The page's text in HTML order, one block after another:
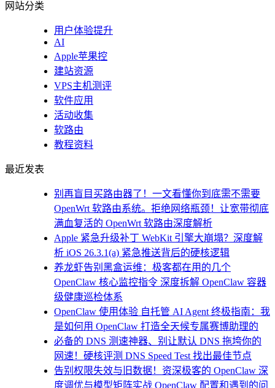
网站分类
用户体验提升
AI
Apple苹果控
建站资源
VPS主机测评
软件应用
活动收集
软路由
教程资料
最近发表
别再盲目买路由器了！一文看懂你到底需不需要
OpenWrt 软路由系统。拒绝网络瓶颈！让宽带彻底
满血复活的 OpenWrt 软路由深度解析
Apple 紧急升级补丁 WebKit 引擎大崩塌？深度解
析 iOS 26.3.1(a) 紧急推送背后的硬核逻辑
养龙虾告别黑盒运维：极客都在用的几个
OpenClaw 核心监控指令 深度拆解 OpenClaw 容器
级健康巡检体系
OpenClaw 使用体验 自托管 AI Agent 终极指南：我
是如何用 OpenClaw 打造全天候专属赛博助理的
必备的 DNS 测速神器、别让默认 DNS 拖垮你的
网速！硬核评测 DNS Speed Test 找出最佳节点
告别权限失效与旧数据！资深极客的 OpenClaw 深
度调优与模型矩阵实战 OpenClaw 配置和遇到的问